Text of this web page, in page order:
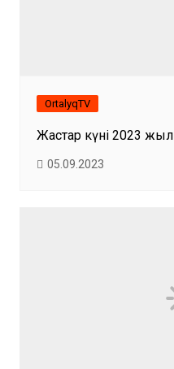
OrtalyqTV
Жастар күні 2023 жыл
05.09.2023